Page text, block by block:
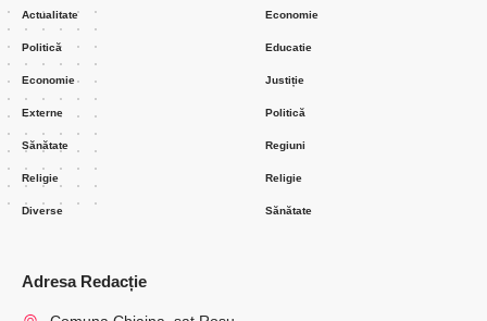
Actualitate
Politică
Economie
Externe
Sănătate
Religie
Diverse
Economie
Educatie
Justiție
Politică
Regiuni
Religie
Sănătate
Adresa Redacție